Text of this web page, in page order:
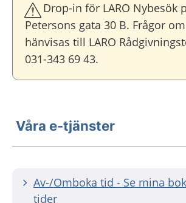
Drop-in för LARO Nybesök
Petersons gata 30 B. Frågor om
hänvisas till LARO
031-343 69 43.
Våra e-tjänster
Av-/Omboka tid - Se mina
tider